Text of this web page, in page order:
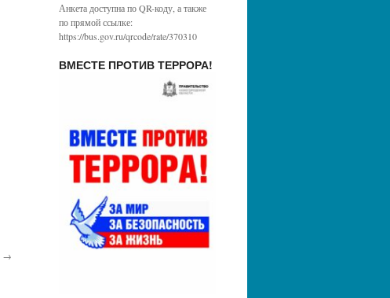
→
Анкета доступна по QR-коду, а также
по прямой ссылке:
https://bus.gov.ru/qrcode/rate/370310
ВМЕСТЕ ПРОТИВ ТЕРРОРА!